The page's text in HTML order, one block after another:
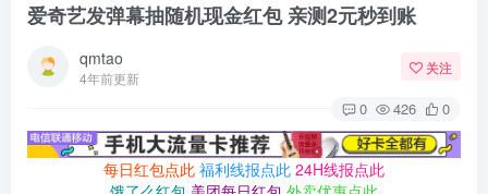
爱奇艺发弹幕抽随机现金红包 亲测2元秒到账
qmtao
4年前更新
关注
0 426 0
每日红包点此 福利线报点此 24H线报点此